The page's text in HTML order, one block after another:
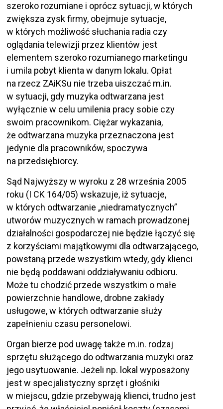
szeroko rozumiane i oprócz sytuacji, w których
zwiększa zysk firmy, obejmuje sytuacje,
w których możliwość słuchania radia czy
oglądania telewizji przez klientów jest
elementem szeroko rozumianego marketingu
i umila pobyt klienta w danym lokalu. Opłat
na rzecz ZAiKSu nie trzeba uiszczać m.in.
w sytuacji, gdy muzyka odtwarzana jest
wyłącznie w celu umilenia pracy sobie czy
swoim pracownikom. Ciężar wykazania,
że odtwarzana muzyka przeznaczona jest
jedynie dla pracowników, spoczywa
na przedsiębiorcy.
Sąd Najwyższy w wyroku z 28 września 2005
roku (I CK 164/05) wskazuje, iż sytuacje,
w których odtwarzanie „niedramatycznych”
utworów muzycznych w ramach prowadzonej
działalności gospodarczej nie będzie łączyć się
z korzyściami majątkowymi dla odtwarzającego,
powstaną przede wszystkim wtedy, gdy klienci
nie będą poddawani oddziaływaniu odbioru.
Może tu chodzić przede wszystkim o małe
powierzchnie handlowe, drobne zakłady
usługowe, w których odtwarzanie służy
zapełnieniu czasu personelowi.
Organ bierze pod uwagę także m.in. rodzaj
sprzętu służącego do odtwarzania muzyki oraz
jego usytuowanie. Jeżeli np. lokal wyposażony
jest w specjalistyczny sprzęt i głośniki
w miejscu, gdzie przebywają klienci, trudno jest